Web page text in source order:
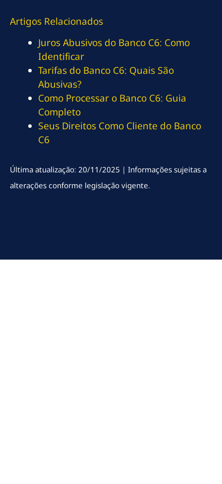
Artigos Relacionados
Juros Abusivos do Banco C6: Como
Identificar
Tarifas do Banco C6: Quais São
Abusivas?
Como Processar o Banco C6: Guia
Completo
Seus Direitos Como Cliente do Banco
C6
Última atualização: 20/11/2025 | Informações sujeitas a
alterações conforme legislação vigente.